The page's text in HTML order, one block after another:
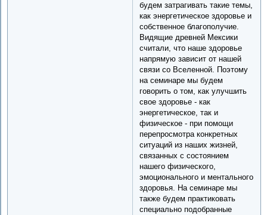
будем затрагивать такие темы,
как энергетическое здоровье и
собственное благополучие.
Видящие древней Мексики
считали, что наше здоровье
напрямую зависит от нашей
связи со Вселенной. Поэтому
на семинаре мы будем
говорить о том, как улучшить
свое здоровье - как
энергетическое, так и
физическое - при помощи
перепросмотра конкретных
ситуаций из наших жизней,
связанных с состоянием
нашего физического,
эмоционального и ментального
здоровья. На семинаре мы
также будем практиковать
специально подобранные